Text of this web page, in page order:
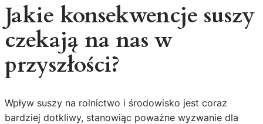
Jakie konsekwencje suszy
czekają na nas w
przyszłości?
Wpływ suszy na rolnictwo i środowisko jest coraz
bardziej dotkliwy, stanowiąc poważne wyzwanie dla